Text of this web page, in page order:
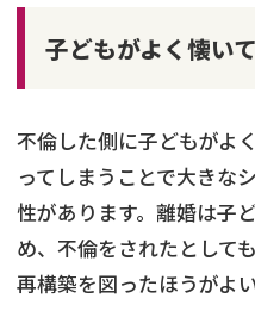
子どもがよく懐い
不倫した側に子どもがよ
ってしまうことで大きな
性があります。離婚は子
め、不倫をされたとして
再構築を図ったほうがよ